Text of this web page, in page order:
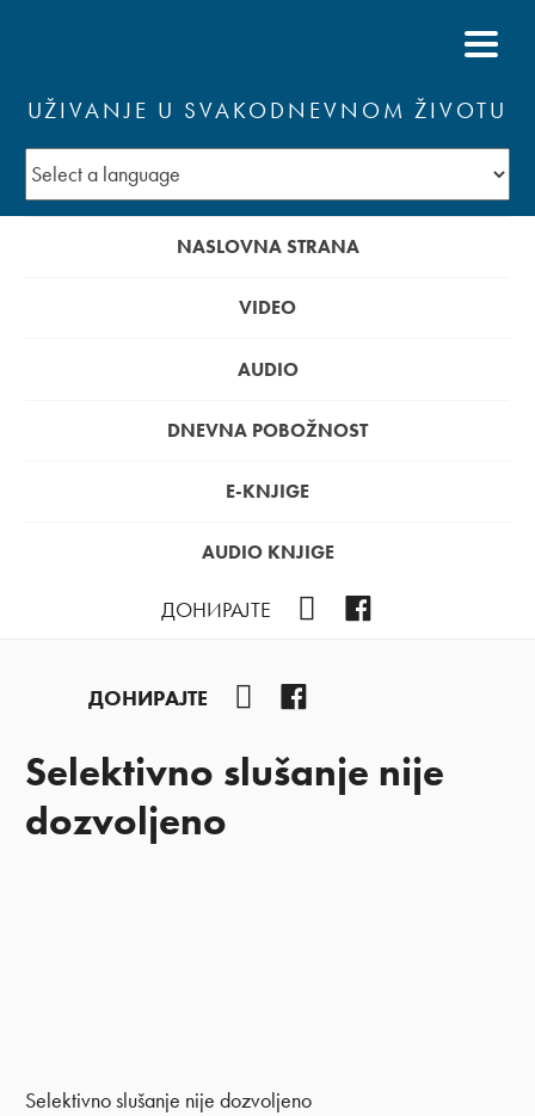
UŽIVANJE U SVAKODNEVNOM ŽIVOTU
NASLOVNA STRANA
VIDEO
AUDIO
DNEVNA POBOŽNOST
E-KNJIGE
AUDIO KNJIGE
ДОНИРАЈТЕ YouTube
ДОНИРАЈТЕ YouTube
Selektivno slušanje nije
dozvoljeno
Selektivno slušanje nije dozvoljeno